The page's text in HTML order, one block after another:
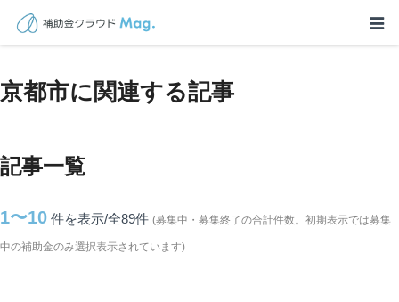
TOP > 補助金・助成金詳細>京都府
京都市に関連する記事
記事一覧
1〜10 件を表示/全89件 (募集中・募集終了の合計件数。初期表示では募集
中の補助金のみ選択表示されています)